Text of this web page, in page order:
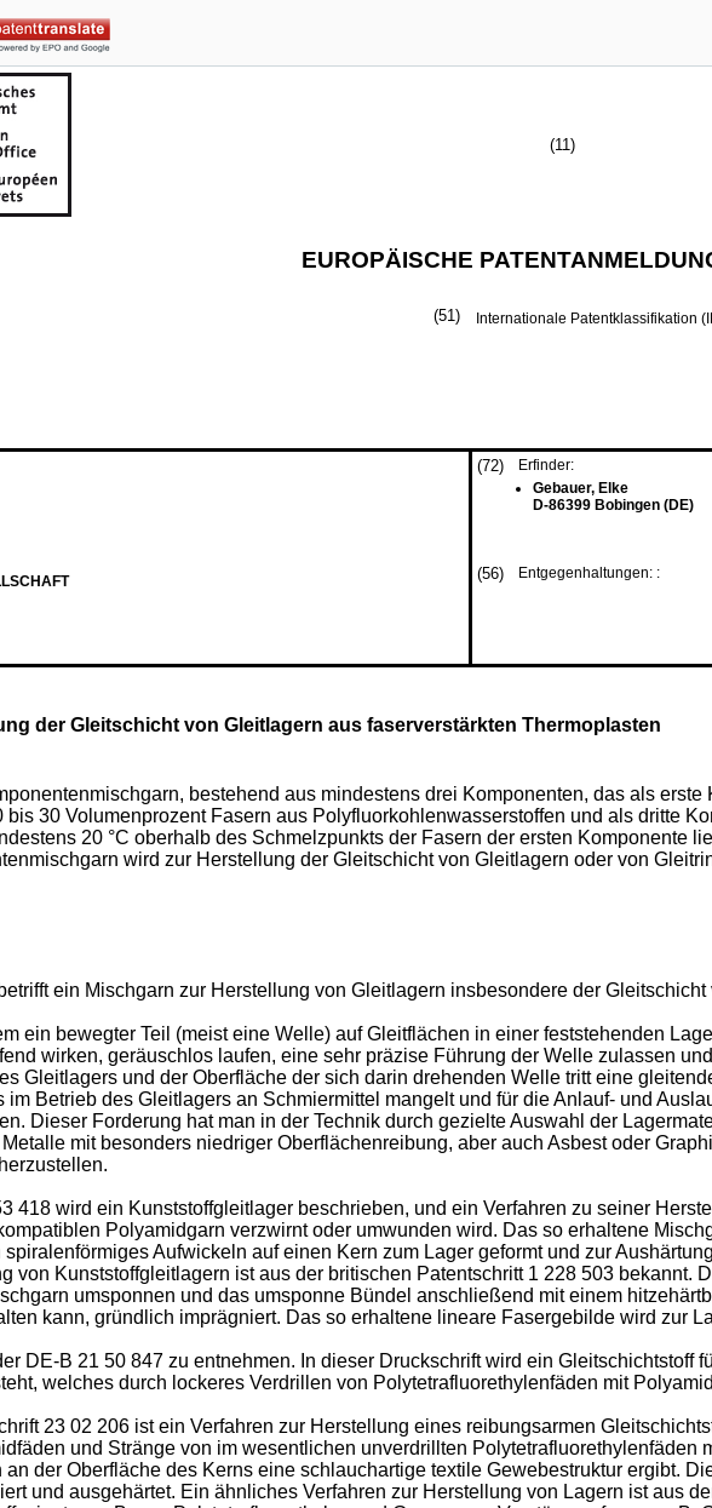
(11)
EUROPÄISCHE
(51) Internationale Patentklassifikation
(72)
Erfinder:
Gebauer, Elke
D-86399 Bobingen (DE)
(56) Entgegenhaltungen: :
der Gleitschicht von Gleitlagern aus faserverstärkten Thermoplasten
bestehend aus mindestens drei Komponenten, das als
30 Volumenprozent Fasern aus Polyfluorkohlenwasserstoffen und als dritte
20 °C oberhalb des Schmelzpunkts der Fasern der ersten Komponente
wird zur Herstellung der Gleitschicht von Gleitlagern oder von
ein Mischgarn zur Herstellung von Gleitlagern insbesondere der
ein bewegter Teil (meist eine Welle) auf Gleitflächen in einer feststehenden
wirken, geräuschlos laufen, eine sehr präzise Führung der Welle zulassen
Gleitlagers und der Oberfläche der sich darin drehenden Welle tritt eine
Betrieb des Gleitlagers an Schmiermittel mangelt und für die Anlauf- und
Dieser Forderung hat man in der Technik durch gezielte Auswahl der
mit besonders niedriger Oberflächenreibung, aber auch Asbest oder
418 wird ein Kunststoffgleitlager beschrieben, und ein Verfahren zu seiner
Polyamidgarn verzwirnt oder umwunden wird. Das so erhaltene
Aufwickeln auf einen Kern zum Lager geformt und zur
von Kunststoffgleitlagern ist aus der britischen Patentschritt 1 228 503 bekannt.
umsponnen und das umsponne Bündel anschließend mit einem
kann, gründlich imprägniert. Das so erhaltene lineare Fasergebilde wird zur
DE-B 21 50 847 zu entnehmen. In dieser Druckschrift wird ein Gleitschichtstoff
welches durch lockeres Verdrillen von Polytetrafluorethylenfäden mit
23 02 206 ist ein Verfahren zur Herstellung eines reibungsarmen
und Stränge von im wesentlichen unverdrillten Polytetrafluorethylenfäden
der Oberfläche des Kerns eine schlauchartige textile Gewebestruktur ergibt.
und ausgehärtet. Ein ähnliches Verfahren zur Herstellung von Lagern ist aus